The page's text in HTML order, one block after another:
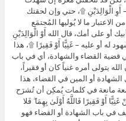
أَوِ الْوَالِدَيْنِ ۩، حتي وإن لحقتك
ما لا يُوليها المُجتمَع
أو على أمك، قال الله أَوْ الْوَالِدَيْنِ
له أو عليه – غَنِيًّا أَوْ فَقِيرًا ۩، هذا
قضية القضاء والشهادة، أي في باب
يتولى أمره غنياً كان أو فقيراً،
أو المين في القضاء، هذا
مانعة في كلمات يُمكِن أن تُشرَح
أَوْ فَقِيرًا فَاللَّهُ أَوْلَىٰ بِهِمَا ۖ فَلا
في باب الشهادة أو القضاء فهو